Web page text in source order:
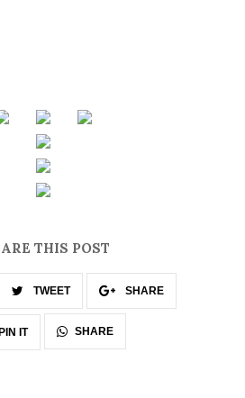
THIS POST
TWEET SHARE
PIN IT SHARE